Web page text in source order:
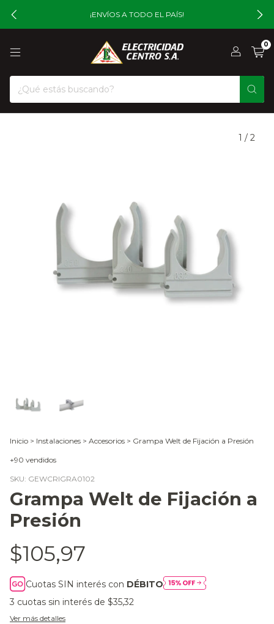
¡ENVÍOS A TODO EL PAÍS!
0
1 / 2
Inicio > Instalaciones > Accesorios > Grampa Welt de Fijación a Presión
+90 vendidos
SKU: GEWCRIGRA0102
Grampa Welt de Fijación a
Presión
$105,97
Cuotas SIN interés con DÉBITO
3 cuotas sin interés de $35,32
Ver más detalles